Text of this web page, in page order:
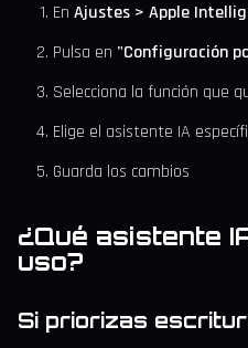
En Ajustes > Apple
Pulsa en "Configuración
Selecciona la función que
Elige el asistente IA
Guarda los cambios
¿Qué asistente
uso?
Si priorizas